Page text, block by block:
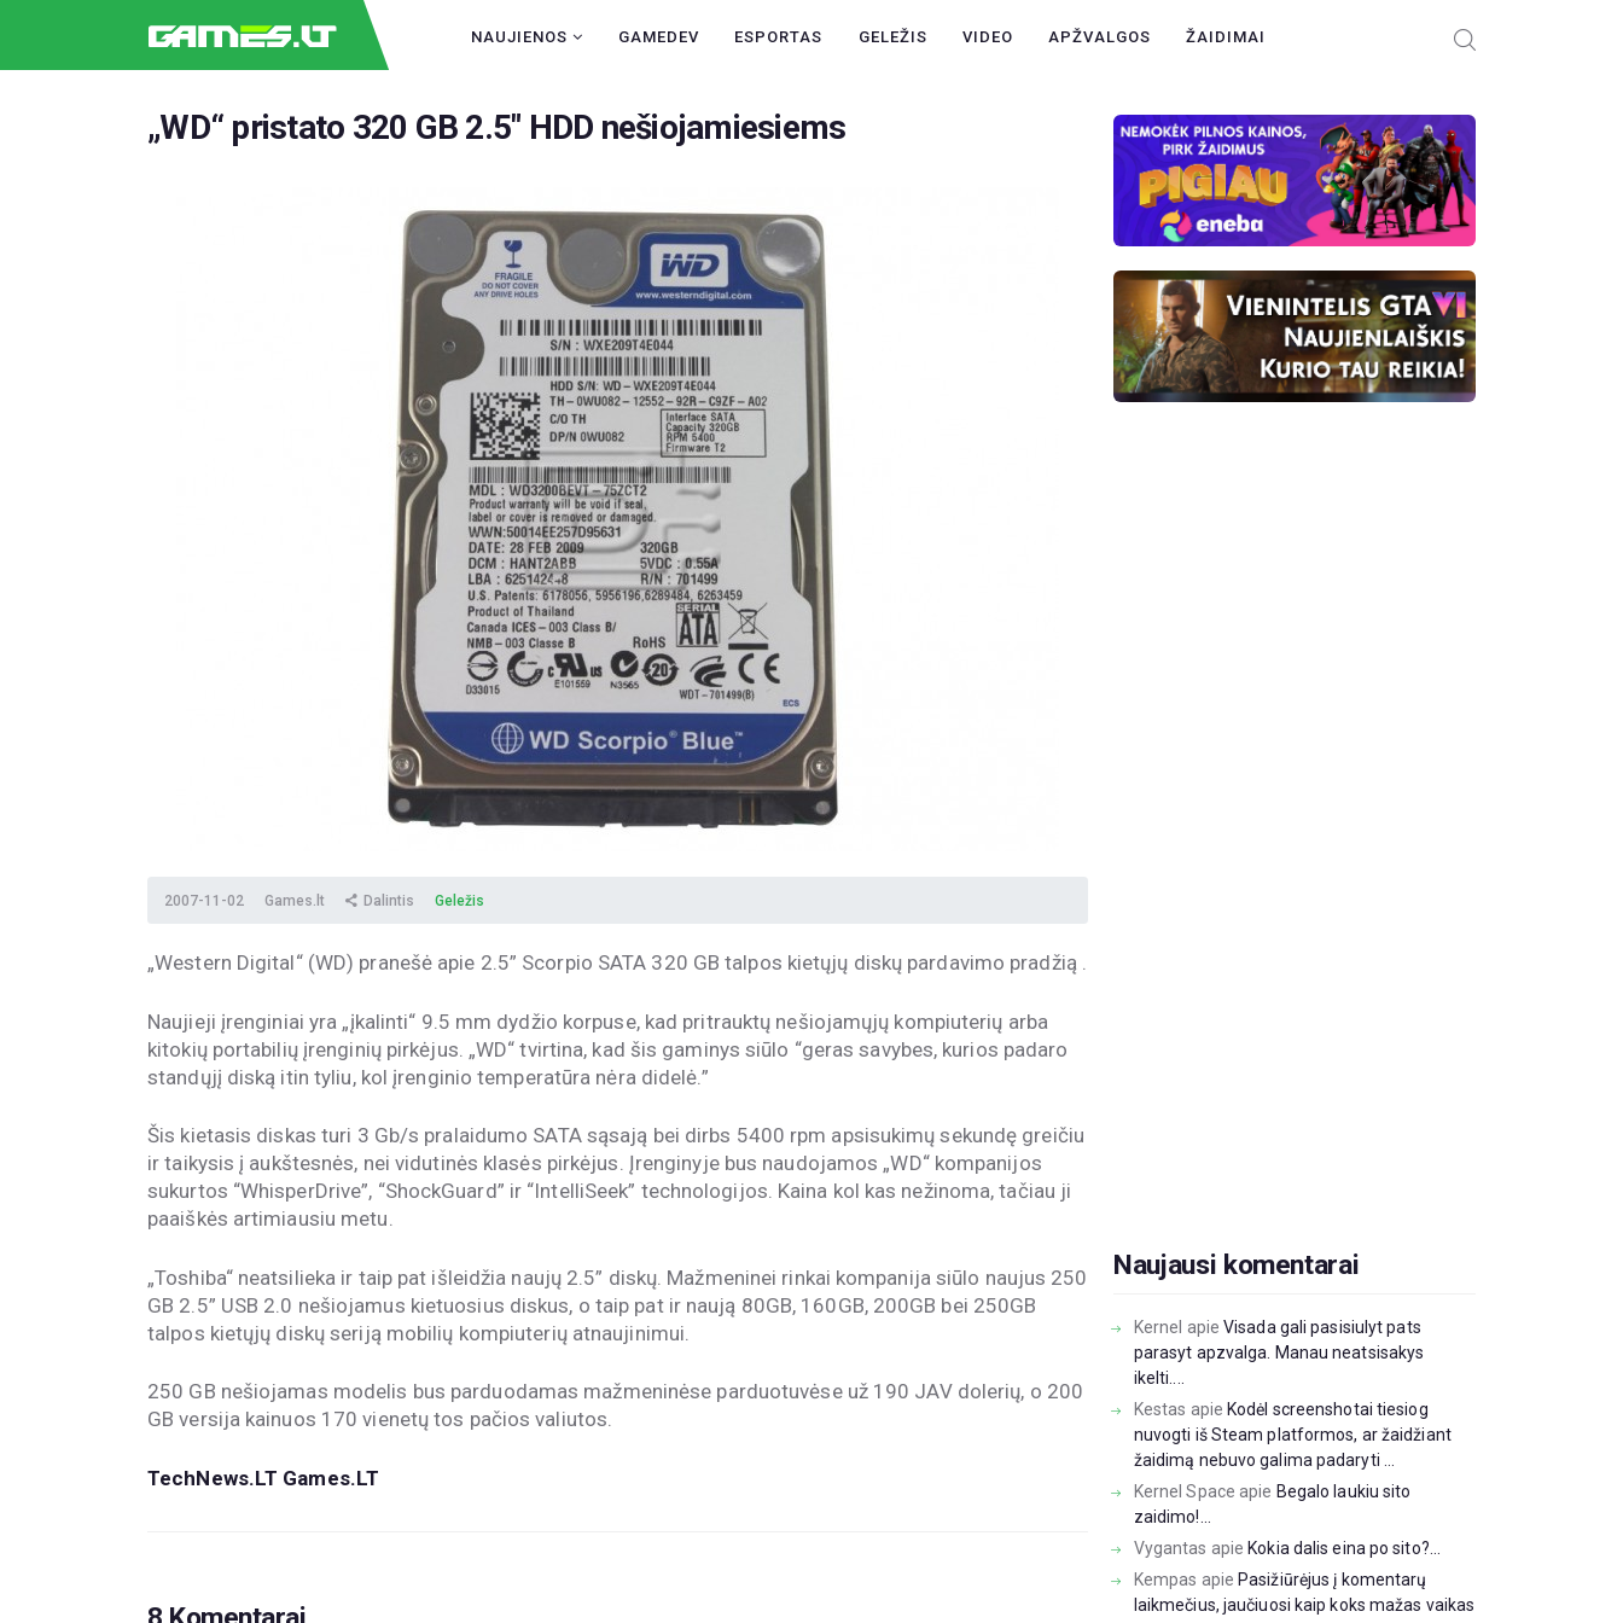
NAUJIENOS GAMEDEV ESPORTAS GELEŽIS VIDEO APŽVALGOS ŽAIDIMAI
NAUJIENOS
ESPORTAS
VIDEO
APŽVALGOS
ŽAIDIMAI
„WD“ pristato 320 GB 2.5″ HDD nešiojamiesiems
2007-11-02 Games.lt Dalintis Geležis
„Western Digital“ (WD) pranešė apie 2.5” Scorpio SATA 320 GB talpos kietųjų diskų pardavimo pradžią .
Naujieji įrenginiai yra „įkalinti“ 9.5 mm dydžio korpuse, kad pritrauktų nešiojamųjų kompiuterių arba
kitokių portabilių įrenginių pirkėjus. „WD“ tvirtina, kad šis gaminys siūlo “geras savybes, kurios padaro
standųjį diską itin tyliu, kol įrenginio temperatūra nėra didelė.”
Šis kietasis diskas turi 3 Gb/s pralaidumo SATA sąsają bei dirbs 5400 rpm apsisukimų sekundę greičiu
ir taikysis į aukštesnės, nei vidutinės klasės pirkėjus. Įrenginyje bus naudojamos „WD“ kompanijos
sukurtos “WhisperDrive”, “ShockGuard” ir “IntelliSeek” technologijos. Kaina kol kas nežinoma, tačiau ji
paaiškės artimiausiu metu.
„Toshiba“ neatsilieka ir taip pat išleidžia naujų 2.5” diskų. Mažmeninei rinkai kompanija siūlo naujus 250
GB 2.5” USB 2.0 nešiojamus kietuosius diskus, o taip pat ir naują 80GB, 160GB, 200GB bei 250GB
talpos kietųjų diskų seriją mobilių kompiuterių atnaujinimui.
250 GB nešiojamas modelis bus parduodamas mažmeninėse parduotuvėse už 190 JAV dolerių, o 200
GB versija kainuos 170 vienetų tos pačios valiutos.
TechNews.LT Games.LT
Naujausi komentarai
Kernel apieVisada gali pasisiulyt pats
parasyt apzvalga. Manau neatsisakys
ikelti....
Kestas apie Kodėl screenshotai tiesiog
nuvogti iš Steam platformos, ar žaidžiant
žaidimą nebuvo galima padaryti ...
Kernel Space apie Begalo laukiu sito
zaidimo!...
Vygantas apie Kokia dalis eina po sito?...
Kempas apie Pasižiūrėjus į komentarų
laikmečius, jaučiuosi kaip koks mažas vaikas